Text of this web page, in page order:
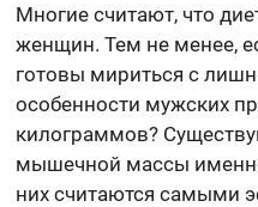
Многие считают, что
женщин. Тем не менее,
готовы мириться с
особенности мужских
килограммов?
мышечной массы
них считаются самыми